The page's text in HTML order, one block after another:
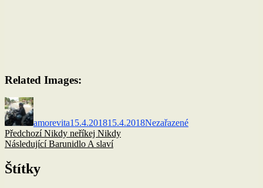
Related Images:
Autor:
amorevita15.4.201815.4.2018Nezařazené
Navigace
pro
příspěvek
Předchozí Předchozí
příspěvek:
Nikdy neříkej Nikdy
Následující Následující
Barunidlo A slaví
Štítky